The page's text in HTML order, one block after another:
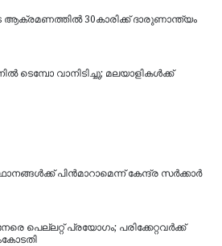
30കാരിക്ക് ദാരുണാന്ത്യം
ടെമ്പോ വാനിടിച്ചു; മലയാളികള്‍ക്ക്
പിന്‍മാറാമെന്ന് കേന്ദ്ര സര്‍ക്കാര്‍
പെല്ലറ്റ് പ്രയോഗം; പരിക്കേറ്റവർക്ക്